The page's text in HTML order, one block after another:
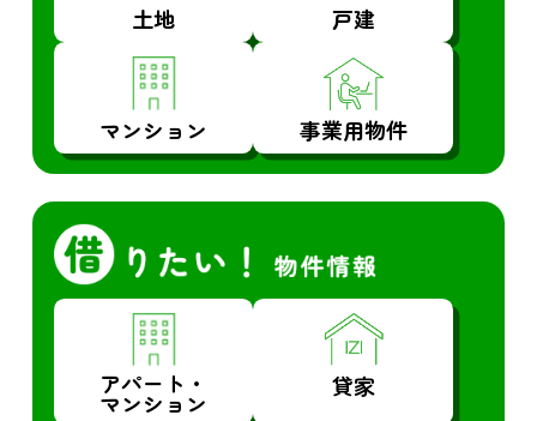
土地 戸建
マンション 事業用物件
アパート・
マンション
貸家